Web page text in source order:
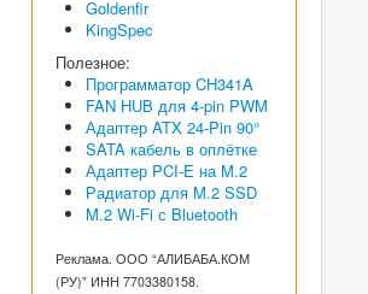
Goldenfir
KingSpec
Полезное:
Программатор CH341A
FAN HUB для 4-pin PWM
Адаптер ATX 24-Pin 90°
SATA кабель в оплётке
Адаптер PCI-E на M.2
Радиатор для M.2 SSD
M.2 Wi-Fi с Bluetooth
Реклама. ООО “АЛИБАБА.КОМ
(РУ)” ИНН 7703380158.